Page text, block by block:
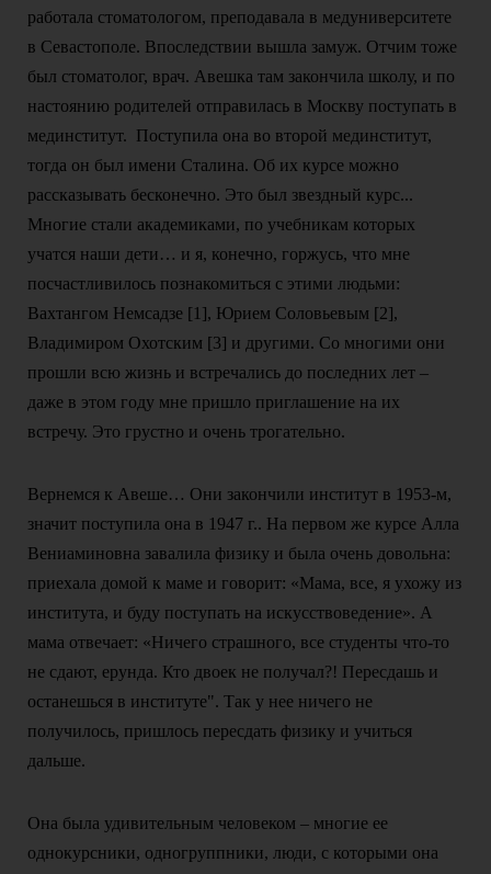
работала стоматологом, преподавала в медуниверситете
в Севастополе. Впоследствии вышла замуж. Отчим тоже
был стоматолог, врач. Авешка там закончила школу, и по
настоянию родителей отправилась в Москву поступать в
мединститут. Поступила она во второй мединститут,
тогда он был имени Сталина. Об их курсе можно
рассказывать бесконечно. Это был звездный курс...
Многие стали академиками, по учебникам которых
учатся наши дети… и я, конечно, горжусь, что мне
посчастливилось познакомиться с этими людьми:
Вахтангом Немсадзе [1], Юрием Соловьевым [2],
Владимиром Охотским [3] и другими. Со многими они
прошли всю жизнь и встречались до последних лет –
даже в этом году мне пришло приглашение на их
встречу. Это грустно и очень трогательно.
Вернемся к Авеше… Они закончили институт в 1953-м,
значит поступила она в 1947 г.. На первом же курсе Алла
Вениаминовна завалила физику и была очень довольна:
приехала домой к маме и говорит: «Мама, все, я ухожу из
института, и буду поступать на искусствоведение». А
мама отвечает: «Ничего страшного, все студенты что-то
не сдают, ерунда. Кто двоек не получал?! Пересдашь и
останешься в институте". Так у нее ничего не
получилось, пришлось пересдать физику и учиться
дальше.
Она была удивительным человеком – многие ее
однокурсники, одногруппники, люди, с которыми она